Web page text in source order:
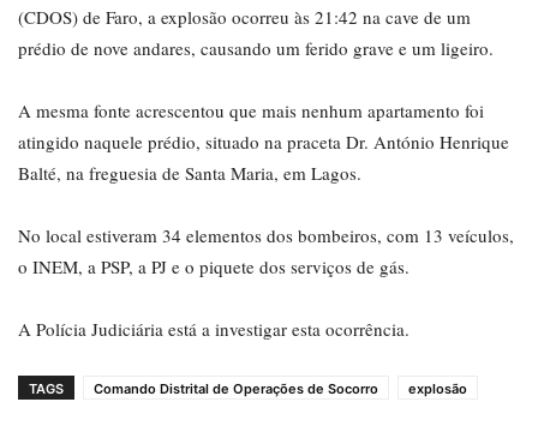
(CDOS) de Faro, a explosão ocorreu às 21:42 na cave de um
prédio de nove andares, causando um ferido grave e um ligeiro.
A mesma fonte acrescentou que mais nenhum apartamento foi
atingido naquele prédio, situado na praceta Dr. António Henrique
Balté, na freguesia de Santa Maria, em Lagos.
No local estiveram 34 elementos dos bombeiros, com 13 veículos,
o INEM, a PSP, a PJ e o piquete dos serviços de gás.
A Polícia Judiciária está a investigar esta ocorrência.
TAGS Comando Distrital de Operações de Socorro explosão